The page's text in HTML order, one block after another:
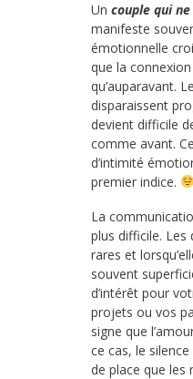
Un couple qui
manifeste
émotionnelle
que la
qu’auparavant.
disparaissent
devient difficile
comme avant.
d’intimité
premier indice.
La
plus difficile. Les
rares et
souvent
d’intérêt pour
projets ou vos
signe que
ce cas, le
de place que les